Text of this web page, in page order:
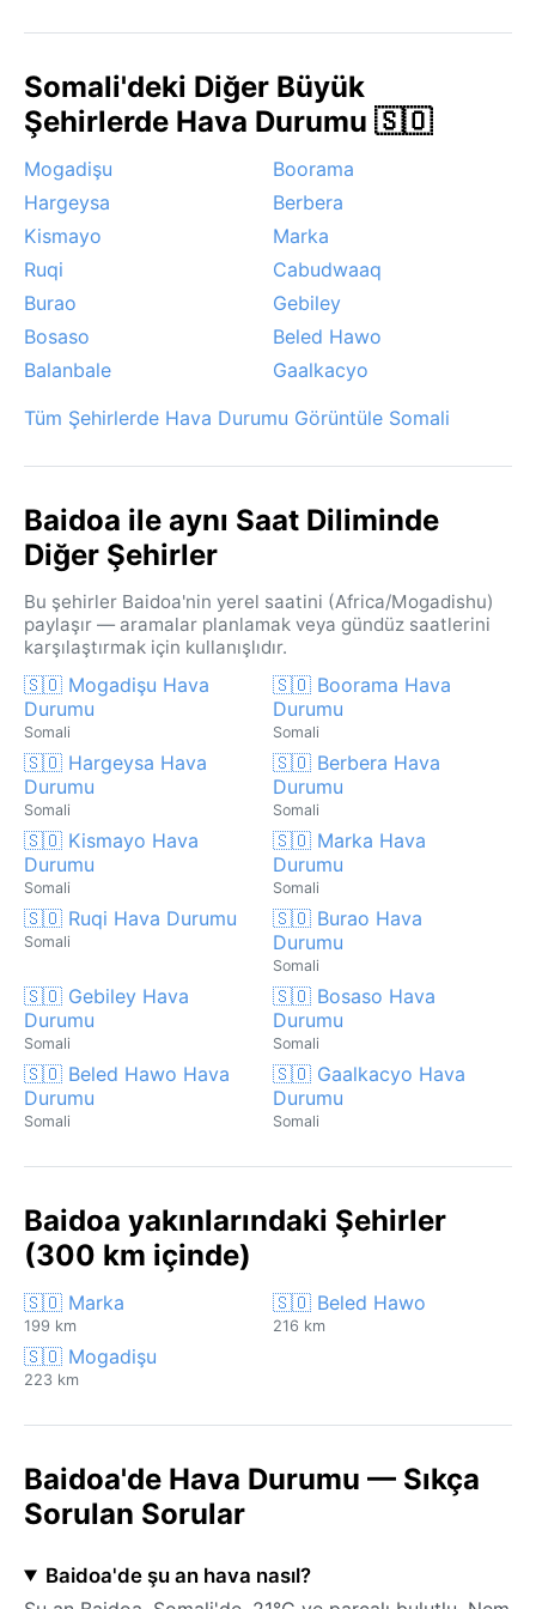
sıcak aylardır. Baidoa’da sık görülen bir hava olayı,
Somali'deki Diğer Büyük
Şehirlerde Hava Durumu 🇸🇴
Mogadişu
Boorama
Hargeysa
Berbera
Kismayo
Marka
Ruqi
Cabudwaaq
Burao
Gebiley
Bosaso
Beled Hawo
Balanbale
Gaalkacyo
Tüm Şehirlerde Hava Durumu Görüntüle Somali
Baidoa ile aynı Saat Diliminde
Diğer Şehirler
Bu şehirler Baidoa'nin yerel saatini (Africa/Mogadishu)
paylaşır — aramalar planlamak veya gündüz saatlerini
karşılaştırmak için kullanışlıdır.
🇸🇴 Mogadişu Hava
Durumu
Somali
🇸🇴 Boorama Hava
Durumu
Somali
🇸🇴 Hargeysa Hava
Durumu
Somali
🇸🇴 Berbera Hava
Durumu
Somali
🇸🇴 Kismayo Hava
Durumu
Somali
🇸🇴 Marka Hava
Durumu
Somali
🇸🇴 Ruqi Hava Durumu
Somali
🇸🇴 Burao Hava
Durumu
Somali
🇸🇴 Gebiley Hava
Durumu
Somali
🇸🇴 Bosaso Hava
Durumu
Somali
🇸🇴 Beled Hawo Hava
Durumu
Somali
🇸🇴 Gaalkacyo Hava
Durumu
Somali
Baidoa yakınlarındaki Şehirler
(300 km içinde)
🇸🇴 Marka
199 km
🇸🇴 Beled Hawo
216 km
🇸🇴 Mogadişu
223 km
Baidoa'de Hava Durumu — Sıkça
Sorulan Sorular
Baidoa'de şu an hava nasıl?